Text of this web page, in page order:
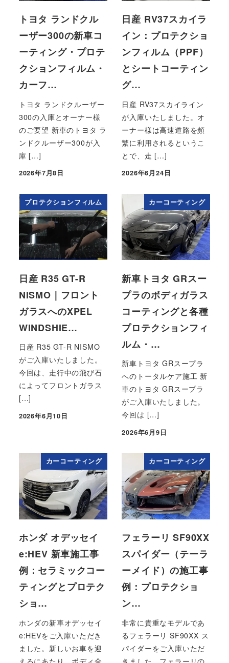
トヨタ ランドクル
ーザー300の新車コ
ーティング・プロテ
クションフィルム・
カーフ…
トヨタ ランドクルーザー
300の入庫とオーナー様
のご要望 新車のトヨタ ラ
ンドクルーザー300が入
庫 […]
投稿日
2026年7月8日
日産 RV37スカイラ
イン：プロテクショ
ンフィルム（PPF）
とシートコーティン
グ…
日産 RV37スカイライン
が入庫いたしました。オ
ーナー様は高速道路を頻
繁に利用されるというこ
とで、走 […]
投稿日
2026年6月24日
プロテクションフィルム
日産 R35 GT-R
NISMO｜フロント
ガラスへのXPEL
WINDSHIE…
日産 R35 GT-R NISMO
がご入庫いたしました。
今回は、走行中の飛び石
によってフロントガラス
[…]
投稿日
2026年6月10日
カーコーティング
新車トヨタ GRスー
プラのボディガラス
コーティングと各種
プロテクションフィ
ルム・…
新車トヨタ GRスープラ
へのトータルケア施工 新
車のトヨタ GRスープラ
がご入庫いたしました。
今回は […]
投稿日
2026年6月9日
カーコーティング
ホンダ オデッセイ
e:HEV 新車施工事
例：セラミックコー
ティングとプロテク
ショ…
ホンダの新車オデッセイ
e:HEVをご入庫いただき
ました。新しいお車を迎
えるにあたり、ボディ全
カーコーティング
フェラーリ SF90XX
スパイダー（テーラ
ーメイド）の施工事
例：プロテクショ
ン…
非常に貴重なモデルであ
るフェラーリ SF90XX ス
パイダーをご入庫いただ
きました。フェラーリの